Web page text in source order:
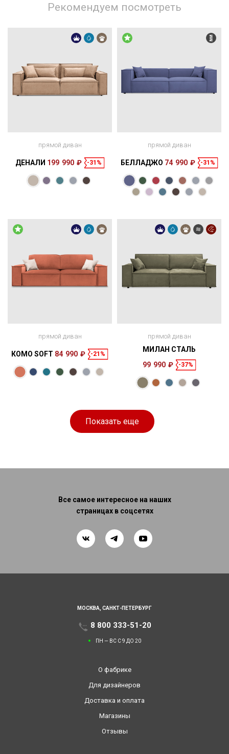
Рекомендуем посмотреть
Размеры
прямой диван
ДЕНАЛИ 199 990 ₽ -31%
Размеры
Спальное
прямой диван
БЕЛЛАДЖО 74 990 ₽ -31%
Размеры
прямой диван
КОМО SOFT 84 990 ₽ -21%
Размеры
Спальное
прямой диван
МИЛАН СТАЛЬ
99 990 ₽
-37%
Показать еще
Все самое интересное на наших
страницах в соцсетях
МОСКВА, САНКТ-ПЕТЕРБУРГ
8 800 333-51-20
ПН — ВС С 9 ДО 20
О фабрике
Для дизайнеров
Доставка и оплата
Магазины
Отзывы